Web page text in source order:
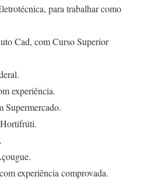
para trabalhar como
Cad, com Curso Superior
experiência.
Supermercado.
experiência comprovada.